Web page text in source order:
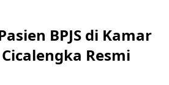
BPJS di Kamar
Resmi